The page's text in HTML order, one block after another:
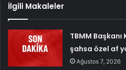
İlgili Makaleler
TBMM
şahsa özel af
Ağustos 7, 2026